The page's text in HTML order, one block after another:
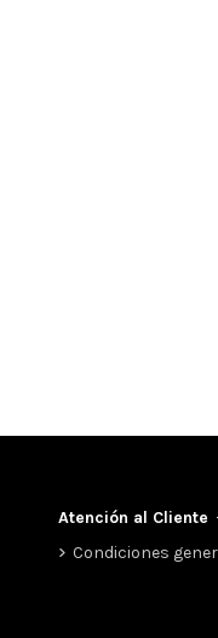
Atención al Cliente
Condiciones